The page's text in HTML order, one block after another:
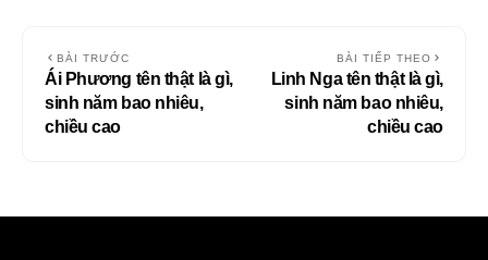
BÀI TRƯỚC
Ái Phương tên thật là gì,
sinh năm bao nhiêu,
chiều cao
BÀI TIẾP THEO
Linh Nga tên thật là gì,
sinh năm bao nhiêu,
chiều cao